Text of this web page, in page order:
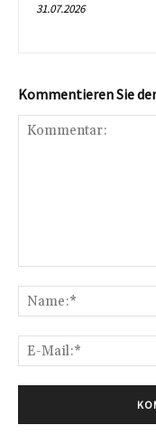
31.07.2026
Kommentieren Sie